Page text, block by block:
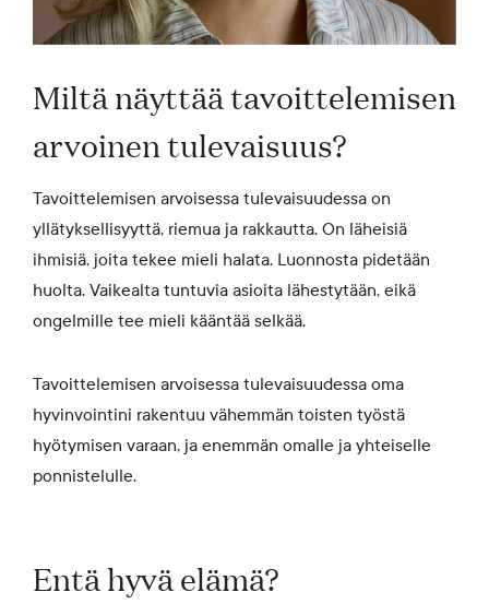
Miltä näyttää tavoittelemisen
arvoinen tulevaisuus?
Tavoittelemisen arvoisessa tulevaisuudessa on
yllätyksellisyyttä, riemua ja rakkautta. On läheisiä
ihmisiä, joita tekee mieli halata. Luonnosta pidetään
huolta. Vaikealta tuntuvia asioita lähestytään, eikä
ongelmille tee mieli kääntää selkää.
Tavoittelemisen arvoisessa tulevaisuudessa oma
hyvinvointini rakentuu vähemmän toisten työstä
hyötymisen varaan, ja enemmän omalle ja yhteiselle
ponnistelulle.
Entä hyvä elämä?